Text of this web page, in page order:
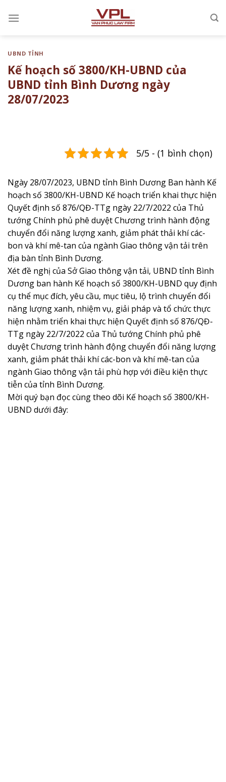
đến
UBND TỈNH
Kế hoạch số 3800/KH-UBND của
UBND tỉnh Bình Dương ngày
28/07/2023
5/5 - (1 bình chọn)
Ngày 28/07/2023, UBND tỉnh Bình Dương Ban hành Kế
hoạch số 3800/KH-UBND ​Kế hoạch triển khai thực hiện
Quyết định số 876/QĐ-TTg ngày 22/7/2022 của Thủ
tướng Chính phủ phê duyệt Chương trình hành động
chuyển đổi năng lượng xanh, giảm phát thải khí các-
bon và khí mê-tan của ngành Giao thông vận tải trên
địa bàn tỉnh Bình Dương.
Xét đề nghị của Sở Giao thông vận tải, UBND tỉnh Bình
Dương ban hành Kế hoạch số 3800/KH-UBND quy định
cụ thể mục đích, yêu cầu, mục tiêu, lộ trình chuyển đổi
năng lượng xanh, nhiệm vụ, giải pháp và tổ chức thực
hiện nhằm triển khai thực hiện Quyết định số 876/QĐ-
TTg ngày 22/7/2022 của Thủ tướng Chính phủ phê
duyệt Chương trình hành động chuyển đổi năng lượng
xanh, giảm phát thải khí các-bon và khí mê-tan của
ngành Giao thông vận tải phù hợp với điều kiện thực
tiễn của tỉnh Bình Dương.
Mời quý bạn đọc cùng theo dõi Kế hoạch số 3800/KH-
UBND dưới đây: